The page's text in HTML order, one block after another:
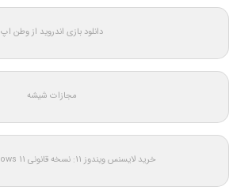
دانلود بازی اندروید از وطن اپ
مجازات شیشه
خرید لایسنس ویندوز 11: نسخه قانونی Windows 11 اورجینال